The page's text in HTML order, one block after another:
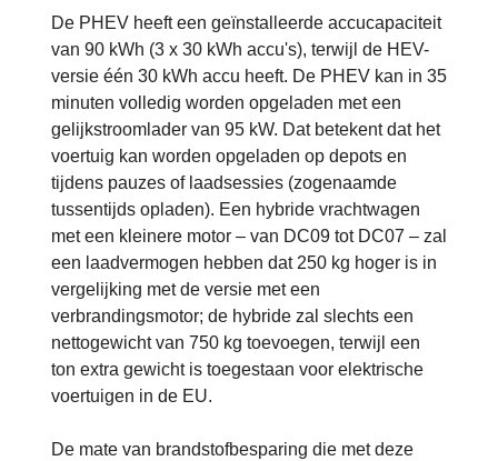
De PHEV heeft een geïnstalleerde accucapaciteit
van 90 kWh (3 x 30 kWh accu's), terwijl de HEV-
versie één 30 kWh accu heeft. De PHEV kan in 35
minuten volledig worden opgeladen met een
gelijkstroomlader van 95 kW. Dat betekent dat het
voertuig kan worden opgeladen op depots en
tijdens pauzes of laadsessies (zogenaamde
tussentijds opladen). Een hybride vrachtwagen
met een kleinere motor – van DC09 tot DC07 – zal
een laadvermogen hebben dat 250 kg hoger is in
vergelijking met de versie met een
verbrandingsmotor; de hybride zal slechts een
nettogewicht van 750 kg toevoegen, terwijl een
ton extra gewicht is toegestaan voor elektrische
voertuigen in de EU.
De mate van brandstofbesparing die met deze